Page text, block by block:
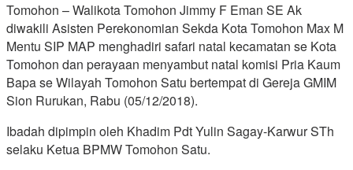
Tomohon – Walikota Tomohon Jimmy F Eman SE Ak
diwakili Asisten Perekonomian Sekda Kota Tomohon Max M
Mentu SIP MAP menghadiri safari natal kecamatan se Kota
Tomohon dan perayaan menyambut natal komisi Pria Kaum
Bapa se Wilayah Tomohon Satu bertempat di Gereja GMIM
Sion Rurukan, Rabu (05/12/2018).
Ibadah dipimpin oleh Khadim Pdt Yulin Sagay-Karwur STh
selaku Ketua BPMW Tomohon Satu.